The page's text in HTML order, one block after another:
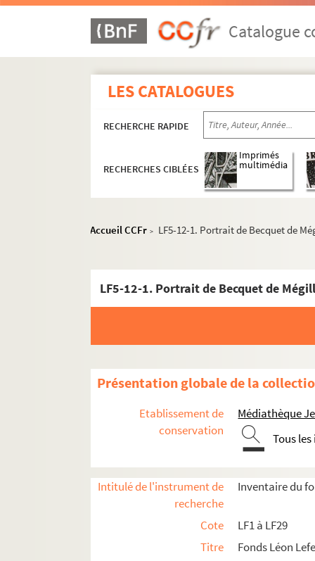
Catalogue
LES CATALOGUES
RECHERCHE RAPIDE
RECHERCHES CIBLÉES
Imprimés
multimédia
Accueil CCFr > LF5-12-1. Portrait de Becquet de
LF5-12-1. Portrait de Becquet de
Présentation globale de la
Etablissement de
conservation
Médiathèque
Tous
Intitulé de l'instrument de
recherche
Inventaire du
Cote
LF1 à LF29
Titre
Fonds Léon
LF1. Histoire du Nord de Lille
LF5-2. Edmond Agache-Kuhlmann
LF5-3. Charles-Antoine-Joseph Adam,
LF5-4. Auguste Angellier, poète
LF5-5. Victor Aubert, chansonnier lillois
LF5-6. Ayraud-Deforge, journaliste
LF5-7. Abbé Balafeur, curé de la Madeleine
LF5-8. Charles Barrois, professeur